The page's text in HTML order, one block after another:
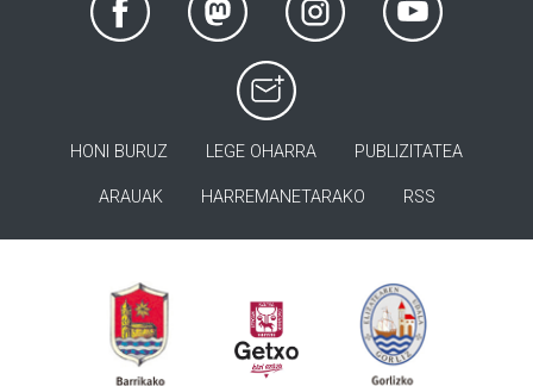
HONI BURUZ LEGE OHARRA PUBLIZITATEA
ARAUAK HARREMANETARAKO RSS